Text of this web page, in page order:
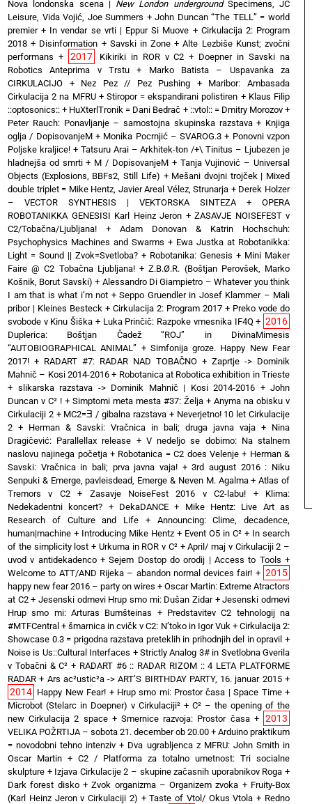
Nova londonska scena | New London undergroundSpecimens, JC
Leisure, Vida Vojić, Joe Summers +John Duncan “The TELL” = world
premier+ In vendar se vrti | Eppur Si Muove + Cirkulacija 2: Program
2018 + Disinformation + Savski in Zone +Alte Lezbiše Kunst; zvočni
performans + 2017 Kikiriki in ROR v C2 + Doepner in Savski na
Robotics Anteprima v Trstu + Marko Batista – Uspavanka za
CIRKULACIJO + Nez Pez // Pez Pushing + Maribor: Ambasada
Cirkulacija 2 na MFRU+ Stiropor = ekspandirani polistiren + Klaus Filip
::optosonics:: + HuXterlTronik = Dani Bedrač + ::vtol:: = Dmitry Morozov+
Peter Rauch: Ponavljanje – samostojna skupinska razstava+ Knjiga
oglja / DopisovanjeM+ Monika Pocrnjić – SVAROG.3 + Ponovni vzpon
Poljske kraljice!+ Tatsuru Arai – Arkhitek-ton /+\ Tinitus – Ljubezen je
hladnejša od smrti+ M / DopisovanjeM+ Tanja Vujinović – Universal
Objects (Explosions, BBFs2, Still Life) + Mešani dvojni trojček | Mixed
double triplet = Mike Hentz, Javier Areal Vélez, Strunarja + Derek Holzer
– VECTOR SYNTHESIS | VEKTORSKA SINTEZA + OPERA
ROBOTANIKKA GENESISI Karl Heinz Jeron + ZASAVJE NOISEFEST v
C2/Tobačna/Ljubljana! + Adam Donovan & Katrin Hochschuh:
Psychophysics Machines and Swarms + Ewa Justka at Robotanikka:
Light = Sound || Zvok=Svetloba? + Robotanika: Genesis + Mini Maker
Faire @ C2 Tobačna Ljubljana!+Z.B.Ø.R. (Boštjan Perovšek, Marko
Košnik, Borut Savski) + Alessandro Di Giampietro – Whatever you think
I am that is what i’m not + Seppo Gruendler in Josef Klammer – Mali
pribor | Kleines Besteck + Cirkulacija 2: Program 2017 + Preko vode do
svobode v Kinu Šiška + Luka Prinčič: Razpoke vmesnika IF4Q+ 2016
Duplerica: Boštjan Čadež “ROJ” in DivinaMimesis
“AUTOBIOGRAPHICAL ANIMAL” + Simfonija groze. Happy New Fear
2017! + RADART #7: RADAR NAD TOBAČNO + Zaprtje -> Dominik
Mahnič – Kosi 2014-2016+ Robotanica at Robotica exhibition in Trieste
+ slikarska razstava -> Dominik Mahnič | Kosi 2014-2016 + John
Duncan v C² ! + Simptomi meta mesta #37: Želja + Anyma na obisku v
Cirkulaciji 2+ MC2=Ǝ / gibalna razstava+ Neverjetno! 10 let Cirkulacije
2 + Herman & Savski: Vračnica in bali; druga javna vaja + Nina
Dragičević: Parallellax release + V nedeljo se dobimo: Na stalnem
naslovu najinega početja+ Robotanica = C2 does Velenje+ Herman &
Savski: Vračnica in bali; prva javna vaja! +3rd august 2016 : Niku
Senpuki & Emerge, pavleisdead, Emerge & Neven M. Agalma+Atlas of
Tremors v C2+ Zasavje NoiseFest 2016 v C2-labu! + Klima:
Nedekadentni koncert? + DekaDANCE + Mike Hentz: Live Art as
Research of Culture and Life + Announcing: Clime, decadence,
human|machine + Introducing Mike Hentz + Event O5 in C² + In search
of the simplicity lost + Urkuma in ROR v C²+April/ maj v Cirkulaciji 2 –
uvod v antidekadenco+Sejem Dostop do orodij | Access to Tools +
Welcome to ATT/AND Rijeka – abandon normal devices fair! + 2015
happy new fear 2016 – party on wires + Oscar Martin: Extreme Atractors
at C2+Jesenski odmevi Hrup smo mi: Dušan Zidar+Jesenski odmevi
Hrup smo mi: Arturas Bumšteinas + Predstavitev C2 tehnologij na
#MTFCentral +šmarnica in cvičk v C2: N’toko in Igor Vuk + Cirkulacija 2:
Showcase 0.3 = prigodna razstava preteklih in prihodnjih del in opravil +
Noise is Us::Cultural Interfaces +Strictly Analog 3# in Svetlobna Gverila
v Tobačni & C² + RADART #6 :: RADAR RIZOM :: 4 LETA PLATFORME
RADAR + Ars ac²ustic²a -> ART’S BIRTHDAY PARTY, 16. januar 2015+
2014 Happy New Fear! + Hrup smo mi: Prostor časa | Space Time+
Microbot (Stelarc in Doepner) v Cirkulaciji² + C² – the opening of the
new Cirkulacija 2 space+Smernice razvoja: Prostor časa+ 2013
VELIKA POŽRTIJA – sobota 21. december ob 20.00 + Arduino praktikum
= novodobni tehno intenziv + Dva ugrabljenca z MFRU: John Smith in
Oscar Martin + C2 / Platforma za totalno umetnost: Tri socialne
skulpture + Izjava Cirkulacije 2 – skupine začasnih uporabnikov Roga +
Dark forest disko+Zvok organizma – Organizem zvoka + Fruity-Box
(Karl Heinz Jeron v Cirkulaciji 2) +Taste of Vtol/ Okus Vtola + Redno